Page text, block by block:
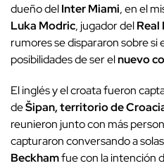
dueño delInter Miami, en el
Luka Modric, jugador delReal
rumores se dispararon sobre
posibilidades de ser elnuevo
El inglés y el croata fueron
deŠipan, territorio de
reunieron junto con más
capturaron conversando a
Beckhamfue con la intención